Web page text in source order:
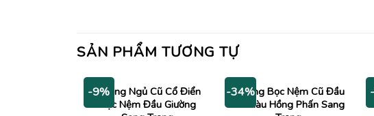
SẢN PHẨM TƯƠNG TỰ
-9%
Giường Ngủ Cũ Cổ Điển
Bọc Nệm Đầu Giường
-34%
Giường Bọc Nệm Cũ Đầu
Sò Màu Hồng Phấn Sang